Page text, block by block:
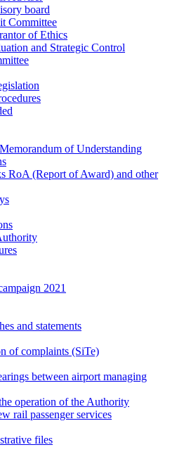
board
Committee
of Ethics
and Strategic Control
of Understanding
RoA (Report of Award) and other
2021
and statements
of complaints (SiTe)
between airport managing
operation of the Authority
rail passenger services
files